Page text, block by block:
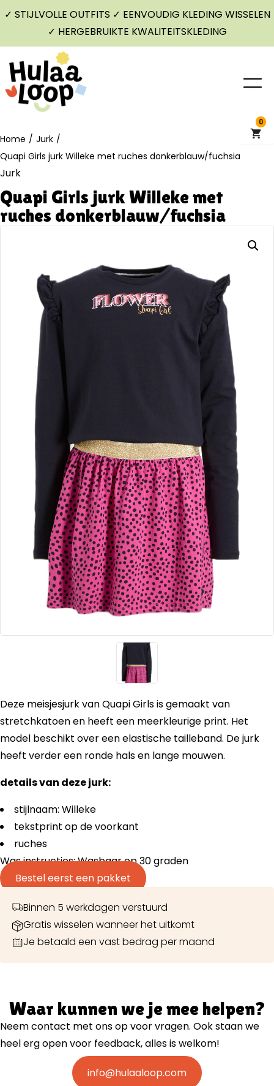
✓ STIJLVOLLE OUTFITS ✓ EENVOUDIG KLEDING WISSELEN
✓ HERGEBRUIKTE KWALITEITSKLEDING
Home / Jurk /
Quapi Girls jurk Willeke met ruches donkerblauw/fuchsia
Jurk
Quapi Girls jurk Willeke met
ruches donkerblauw/fuchsia
Deze meisjesjurk van Quapi Girls is gemaakt van
stretchkatoen en heeft een meerkleurige print. Het
model beschikt over een elastische tailleband. De jurk
heeft verder een ronde hals en lange mouwen.
details van deze jurk:
stijlnaam: Willeke
tekstprint op de voorkant
ruches
Was instructies: Wasbaar op 30 graden
Bestel eerst een pakket
Binnen 5 werkdagen verstuurd
Gratis wisselen wanneer het uitkomt
Je betaald een vast bedrag per maand
Waar kunnen we je mee helpen?
Neem contact met ons op voor vragen. Ook staan we
heel erg open voor feedback, alles is welkom!
info@hulaaloop.com
0